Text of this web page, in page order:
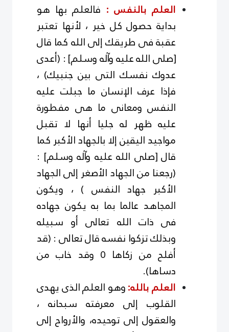
العلم بالنفس : فالعلم بها هو
بداية حصول كل خير ، لأنها تعتبر
عقبة فى طريقك إلى الله كما قال
[صلى الله عليه وآله وسلم] : (أعدى
عدوك نفسك التى بين جنبيك) ،
فإذا عرف الإنسان ما جبلت عليه
النفس ومعانى ما هى مفطورة
عليه ظهر له جليا أنها لا تقبل
مواجيد اليقين إلا بالجهاد الأكبر كما
قال [صلى الله عليه وآله وسلم] :
(رجعنا من الجهاد الأصغر إلى الجهاد
الأكبر جهاد النفس ) ، ويكون
المجاهد عالما بما به يكون جهاده
فى ذات الله تعالى أو سبيله
وبذلك تزكوا نفسه قال تعالى : (قد
أفلح من زكاها 0 وقد خاب من
دساها).
العلم بالله:وهو العلم الذى يهدى
القلوب إلى معرفته سبحانه ،
والعقول إلى توحيده، والأرواح إلى